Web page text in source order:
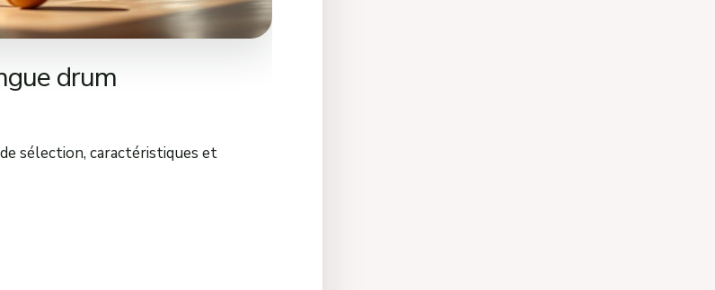
drum
sélection, caractéristiques et